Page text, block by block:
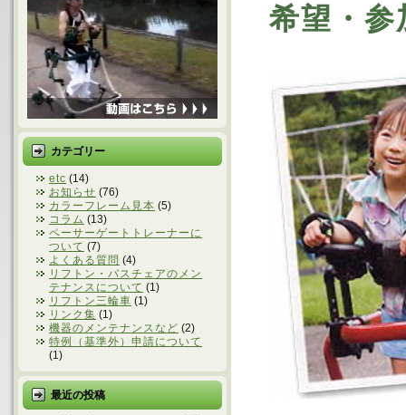
カテゴリー
etc (14)
お知らせ (76)
カラーフレーム見本 (5)
コラム (13)
ペーサーゲートトレーナーに
ついて (7)
よくある質問 (4)
リフトン・バスチェアのメン
テナンスについて (1)
リフトン三輪車 (1)
リンク集 (1)
機器のメンテナンスなど (2)
特例（基準外）申請について
(1)
最近の投稿
希望・参